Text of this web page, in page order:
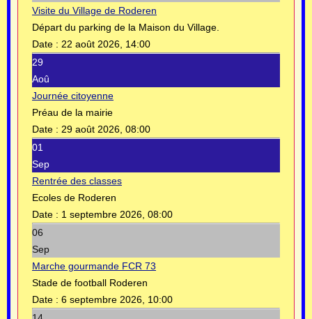
Visite du Village de Roderen
Départ du parking de la Maison du Village.
Date : 22 août 2026, 14:00
29
Aoû
Journée citoyenne
Préau de la mairie
Date : 29 août 2026, 08:00
01
Sep
Rentrée des classes
Ecoles de Roderen
Date : 1 septembre 2026, 08:00
06
Sep
Marche gourmande FCR 73
Stade de football Roderen
Date : 6 septembre 2026, 10:00